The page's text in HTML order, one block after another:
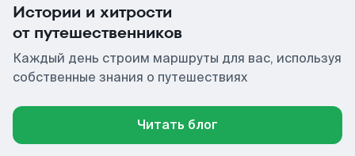
Истории и хитрости
от путешественников
Каждый день строим маршруты для вас, используя
собственные знания о путешествиях
Читать блог